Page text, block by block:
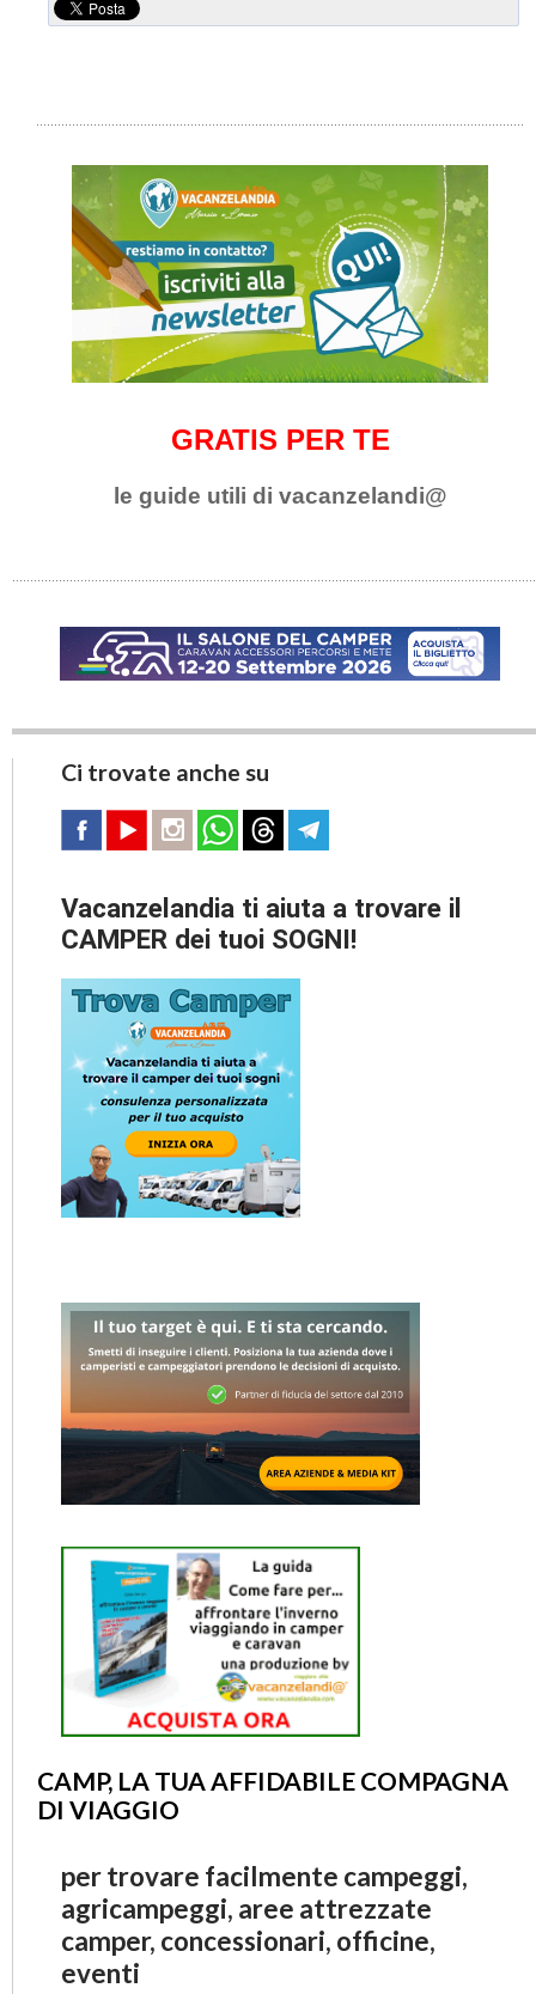
GRATIS PER TE
le guide utili di vacanzelandi@
Ci trovate anche su
Vacanzelandia ti aiuta a trovare il
CAMPER dei tuoi SOGNI!
CAMP, LA TUA AFFIDABILE COMPAGNA
DI VIAGGIO
per trovare facilmente campeggi,
agricampeggi, aree attrezzate
camper, concessionari, officine,
eventi